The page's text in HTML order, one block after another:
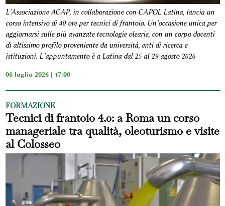
L’Associazione ACAP, in collaborazione con CAPOL Latina, lancia un
corso intensivo di 40 ore per tecnici di frantoio. Un’occasione unica per
aggiornarsi sulle più avanzate tecnologie olearie, con un corpo docenti
di altissimo profilo proveniente da università, enti di ricerca e
istituzioni. L’appuntamento è a Latina dal 25 al 29 agosto 2026
06 luglio 2026 | 17:00
FORMAZIONE
Tecnici di frantoio 4.0: a Roma un corso
manageriale tra qualità, oleoturismo e visite
al Colosseo